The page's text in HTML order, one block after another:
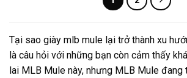
Tại sao giày mlb mule lại trở thành xu
là câu hỏi với những bạn còn cảm thấy
lai MLB Mule này, nhưng MLB Mule